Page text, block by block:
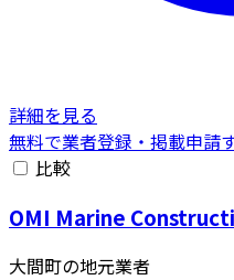
詳細を見る
無料で業者登録・掲載申請
比較
OMI Marine
大間町の地元業者